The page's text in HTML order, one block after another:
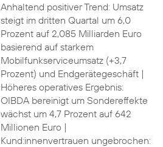
Anhaltend positiver Trend: Umsatz
steigt im dritten Quartal um 6,0
Prozent auf 2,085 Milliarden Euro
basierend auf starkem
Mobilfunkserviceumsatz (+3,7
Prozent) und Endgerätegeschäft |
Höheres operatives Ergebnis:
OIBDA bereinigt um Sondereffekte
wächst um 4,7 Prozent auf 642
Millionen Euro |
Kund:innenvertrauen ungebrochen: